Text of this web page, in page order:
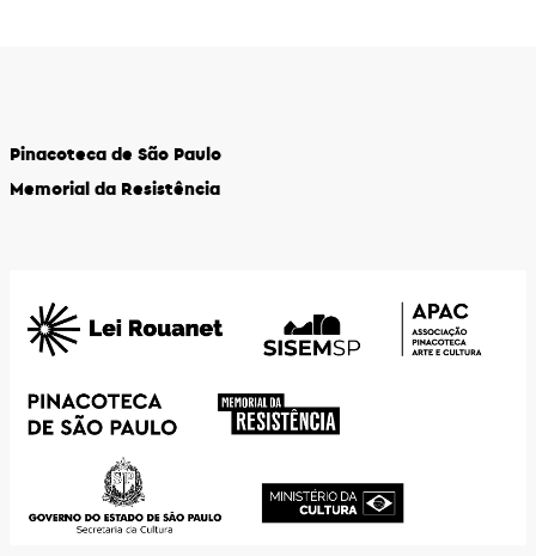
Pinacoteca de São Paulo
Memorial da Resistência